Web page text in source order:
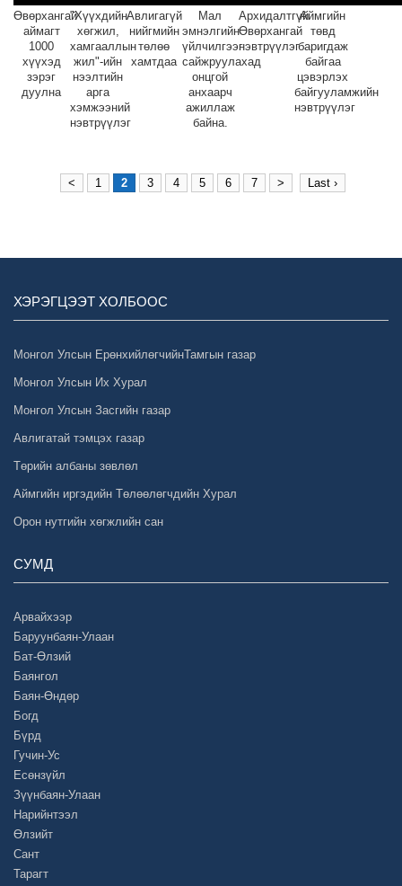
Өвөрхангай
аймагт
1000
хүүхэд
зэрэг
дуулна
"Хүүхдийн
хөгжил,
хамгааллын
жил"-ийн
нээлтийн
арга
хэмжээний
нэвтрүүлэг
Авлигагүй
нийгмийн
төлөө
хамтдаа
Мал
эмнэлгийн
үйлчилгээг
сайжруулахад
онцгой
анхаарч
ажиллаж
байна.
Архидалтгүй
Өвөрхангай
нэвтрүүлэг
Аймгийн
төвд
баригдаж
байгаа
цэвэрлэх
байгууламжийн
нэвтрүүлэг
< 1 2 3 4 5 6 7 > Last ›
ХЭРЭГЦЭЭТ ХОЛБООС
Монгол Улсын ЕрөнхийлөгчийнТамгын газар
Монгол Улсын Их Хурал
Монгол Улсын Засгийн газар
Авлигатай тэмцэх газар
Төрийн албаны зөвлөл
Аймгийн иргэдийн Төлөөлөгчдийн Хурал
Орон нутгийн хөгжлийн сан
СУМД
Арвайхээр
Баруунбаян-Улаан
Бат-Өлзий
Баянгол
Баян-Өндөр
Богд
Бүрд
Гучин-Ус
Есөнзүйл
Зүүнбаян-Улаан
Нарийнтээл
Өлзийт
Сант
Тарагт